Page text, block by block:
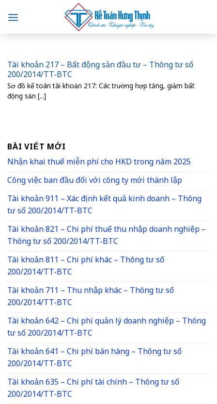
content
Tài khoản 217 – Bất động sản đầu tư – Thông tư số
200/2014/TT-BTC
Sơ đồ kế toán tài khoản 217: Các trường hợp tăng, giảm bất
động sản [...]
BÀI VIẾT MỚI
Nhận khai thuế miễn phí cho HKD trong năm 2025
Công việc ban đầu đối với công ty mới thành lập
Tài khoản 911 – Xác định kết quả kinh doanh – Thông
tư số 200/2014/TT-BTC
Tài khoản 821 – Chi phí thuế thu nhập doanh nghiệp –
Thông tư số 200/2014/TT-BTC
Tài khoản 811 – Chi phí khác – Thông tư số
200/2014/TT-BTC
Tài khoản 711 – Thu nhập khác – Thông tư số
200/2014/TT-BTC
Tài khoản 642 – Chi phí quản lý doanh nghiệp – Thông
tư số 200/2014/TT-BTC
Tài khoản 641 – Chi phí bán hàng – Thông tư số
200/2014/TT-BTC
Tài khoản 635 – Chi phí tài chính – Thông tư số
200/2014/TT-BTC